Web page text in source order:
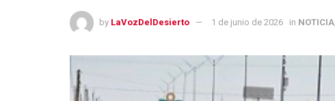
by LaVozDelDesierto 1 de junio de 2026 in NOTICIA